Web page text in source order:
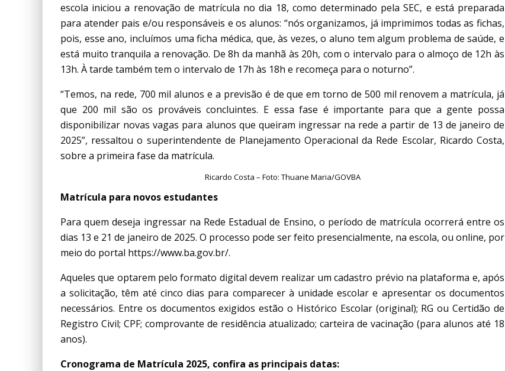
escola iniciou a renovação de matrícula no dia 18, como determinado pela SEC, e está preparada
para atender pais e/ou responsáveis e os alunos: “nós organizamos, já imprimimos todas as fichas,
pois, esse ano, incluímos uma ficha médica, que, às vezes, o aluno tem algum problema de saúde, e
está muito tranquila a renovação. De 8h da manhã às 20h, com o intervalo para o almoço de 12h às
13h. À tarde também tem o intervalo de 17h às 18h e recomeça para o noturno”.
“Temos, na rede, 700 mil alunos e a previsão é de que em torno de 500 mil renovem a matrícula, já
que 200 mil são os prováveis concluintes. E essa fase é importante para que a gente possa
disponibilizar novas vagas para alunos que queiram ingressar na rede a partir de 13 de janeiro de
2025”, ressaltou o superintendente de Planejamento Operacional da Rede Escolar, Ricardo Costa,
sobre a primeira fase da matrícula.
Ricardo Costa – Foto: Thuane Maria/GOVBA
Matrícula para novos estudantes
Para quem deseja ingressar na Rede Estadual de Ensino, o período de matrícula ocorrerá entre os
dias 13 e 21 de janeiro de 2025. O processo pode ser feito presencialmente, na escola, ou online, por
meio do portal https://www.ba.gov.br/.
Aqueles que optarem pelo formato digital devem realizar um cadastro prévio na plataforma e, após
a solicitação, têm até cinco dias para comparecer à unidade escolar e apresentar os documentos
necessários. Entre os documentos exigidos estão o Histórico Escolar (original); RG ou Certidão de
Registro Civil; CPF; comprovante de residência atualizado; carteira de vacinação (para alunos até 18
anos).
Cronograma de Matrícula 2025, confira as principais datas: